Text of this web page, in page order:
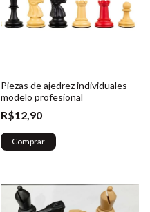
Piezas de ajedrez individuales
modelo profesional
R$12,90
Comprar